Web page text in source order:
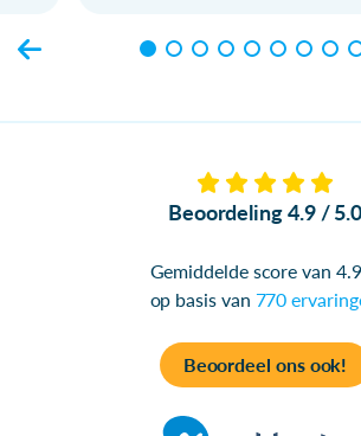
Beoordeling 4.9 / 5.0
Gemiddelde score van
op basis van 770
Beoordeel ons ook!